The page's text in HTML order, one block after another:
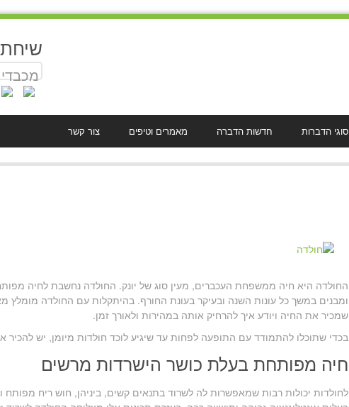
סוגי הדברות חדשות הדברה מאמרים וטיפים צור קשר
החולדה היא חיה ממשפחת העכברים, מעין סוג של יונק. החולדה נחשבת לחיה
ומבנים במשך כל עונות השנה ובעיקר בעונת החורף. בהיתקלות עם החולדה מומלץ
שמכיר את החיה ויודע איך להרחיק אותה במהירות ולאורך זמן.
בכדי שתוכלו להתמודד עם התופעה לפחות עד שיגיע לוכד חולדות מיומן, יש להכיר
חיה מפותחת בעלת כושר הישרדות מרשים
לחולדות יכולות רבות שמאפשרות לה לשרוד בתנאים קשים, ביניהן, חוש ריח מפותח